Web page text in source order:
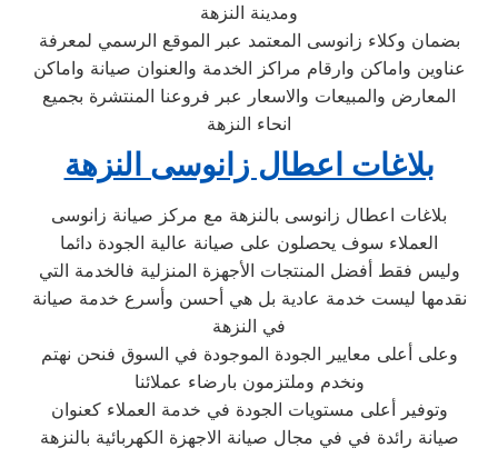
ومدينة النزهة
بضمان وكلاء زانوسى المعتمد عبر الموقع الرسمي لمعرفة
عناوين واماكن وارقام مراكز الخدمة والعنوان صيانة واماكن
المعارض والمبيعات والاسعار عبر فروعنا المنتشرة بجميع
انحاء النزهة
بلاغات اعطال زانوسى النزهة
بلاغات اعطال زانوسى بالنزهة مع مركز صيانة زانوسى
العملاء سوف يحصلون على صيانة عالية الجودة دائما
وليس فقط أفضل المنتجات الأجهزة المنزلية فالخدمة التي
نقدمها ليست خدمة عادية بل هي أحسن وأسرع خدمة صيانة
في النزهة
وعلى أعلى معايير الجودة الموجودة في السوق فنحن نهتم
ونخدم وملتزمون بارضاء عملائنا
وتوفير أعلى مستويات الجودة في خدمة العملاء كعنوان
صيانة رائدة في في مجال صيانة الاجهزة الكهربائية بالنزهة